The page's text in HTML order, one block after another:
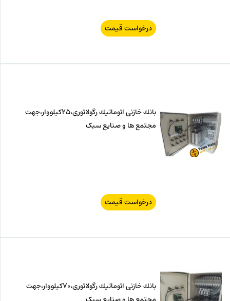
درخواست قیمت
بانك خازنی اتوماتیك رگولاتوری،25كیلووار،جهت
مجتمع ها و صنایع سبک
درخواست قیمت
بانك خازنی اتوماتیك رگولاتوری،70كیلووار،جهت